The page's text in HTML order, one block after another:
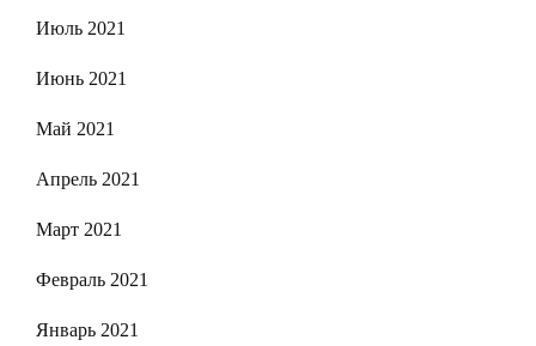
Июль 2021
Июнь 2021
Май 2021
Апрель 2021
Март 2021
Февраль 2021
Январь 2021